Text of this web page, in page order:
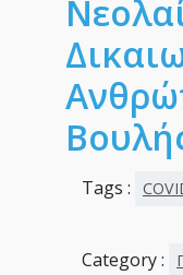
Tags :
Category :